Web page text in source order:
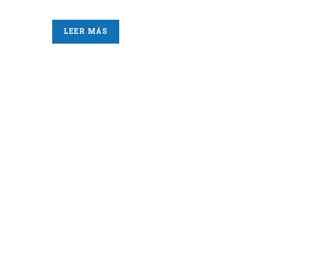
LEER MÁS